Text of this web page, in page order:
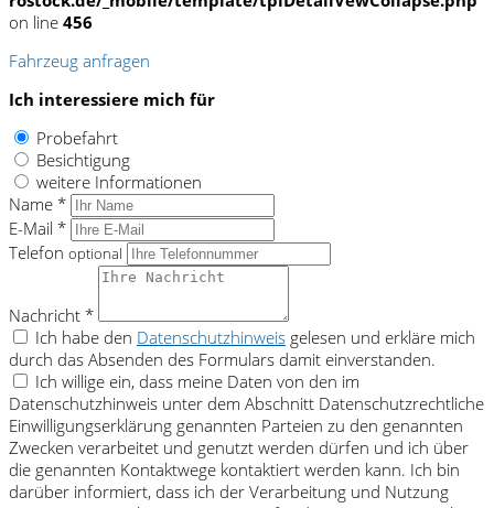
on line 456
Fahrzeug anfragen
Ich interessiere mich für
Probefahrt
Besichtigung
weitere Informationen
Name *
E-Mail *
Telefon optional
Nachricht *
Ich habe den Datenschutzhinweis gelesen und erkläre mich
durch das Absenden des Formulars damit einverstanden.
Ich willige ein, dass meine Daten von den im
Datenschutzhinweis unter dem Abschnitt Datenschutzrechtliche
Einwilligungserklärung genannten Parteien zu den genannten
Zwecken verarbeitet und genutzt werden dürfen und ich über
die genannten Kontaktwege kontaktiert werden kann. Ich bin
darüber informiert, dass ich der Verarbeitung und Nutzung